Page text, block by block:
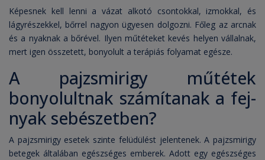
Képesnek kell lenni a vázat alkotó csontokkal, izmokkal, és
lágyrészekkel, bőrrel nagyon ügyesen dolgozni. Főleg az arcnak
és a nyaknak a bőrével. Ilyen műtéteket kevés helyen vállalnak,
mert igen összetett, bonyolult a terápiás folyamat egésze.
A pajzsmirigy műtétek
bonyolultnak számítanak a fej-
nyak sebészetben?
A pajzsmirigy esetek szinte felüdülést jelentenek. A pajzsmirigy
betegek általában egészséges emberek. Adott egy egészséges